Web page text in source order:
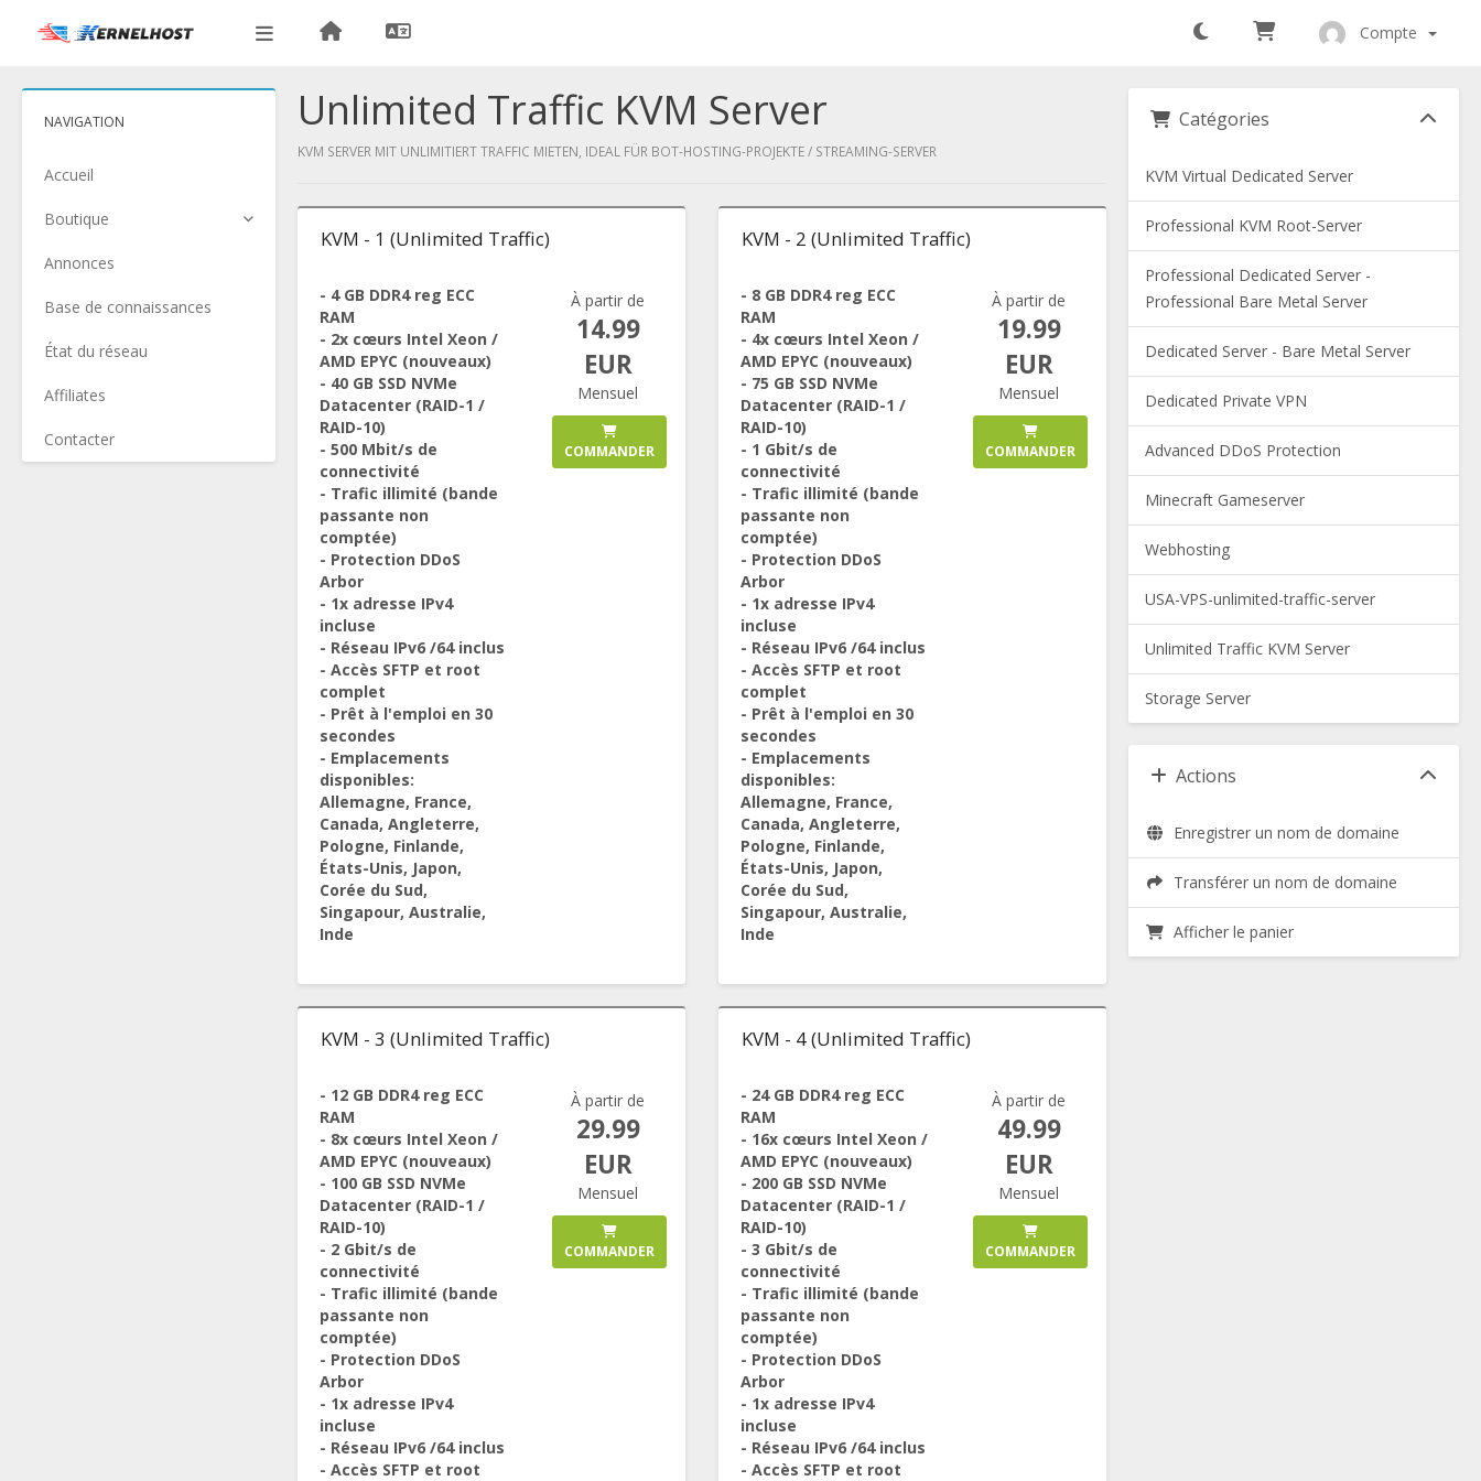
Compte
NAVIGATION
Accueil
Boutique
Annonces
Base de connaissances
État du réseau
Affiliates
Contacter
Unlimited Traffic KVM Server
KVM SERVER MIT UNLIMITIERT TRAFFIC MIETEN, IDEAL FÜR BOT-HOSTING-PROJEKTE / STREAMING-SERVER
KVM - 1 (Unlimited Traffic)
- 4 GB DDR4 reg ECC
RAM
- 2x cœurs Intel Xeon /
AMD EPYC (nouveaux)
- 40 GB SSD NVMe
Datacenter (RAID-1 /
RAID-10)
- 500 Mbit/s de
connectivité
- Trafic illimité (bande
passante non
comptée)
- Protection DDoS
Arbor
- 1x adresse IPv4
incluse
- Réseau IPv6 /64 inclus
- Accès SFTP et root
complet
- Prêt à l'emploi en 30
secondes
- Emplacements
disponibles:
Allemagne, France,
Canada, Angleterre,
Pologne, Finlande,
États-Unis, Japon,
Corée du Sud,
Singapour, Australie,
Inde
À partir de
14.99
EUR
Mensuel
COMMANDER
KVM - 2 (Unlimited Traffic)
- 8 GB DDR4 reg ECC
RAM
- 4x cœurs Intel Xeon /
AMD EPYC (nouveaux)
- 75 GB SSD NVMe
Datacenter (RAID-1 /
RAID-10)
- 1 Gbit/s de
connectivité
- Trafic illimité (bande
passante non
comptée)
- Protection DDoS
Arbor
- 1x adresse IPv4
incluse
- Réseau IPv6 /64 inclus
- Accès SFTP et root
complet
- Prêt à l'emploi en 30
secondes
- Emplacements
disponibles:
Allemagne, France,
Canada, Angleterre,
Pologne, Finlande,
États-Unis, Japon,
Corée du Sud,
Singapour, Australie,
Inde
À partir de
19.99
EUR
Mensuel
COMMANDER
KVM - 3 (Unlimited Traffic)
- 12 GB DDR4 reg ECC
RAM
- 8x cœurs Intel Xeon /
AMD EPYC (nouveaux)
- 100 GB SSD NVMe
Datacenter (RAID-1 /
RAID-10)
- 2 Gbit/s de
connectivité
- Trafic illimité (bande
passante non
comptée)
- Protection DDoS
Arbor
- 1x adresse IPv4
incluse
- Réseau IPv6 /64 inclus
- Accès SFTP et root
À partir de
29.99
EUR
Mensuel
COMMANDER
KVM - 4 (Unlimited Traffic)
- 24 GB DDR4 reg ECC
RAM
- 16x cœurs Intel Xeon /
AMD EPYC (nouveaux)
- 200 GB SSD NVMe
Datacenter (RAID-1 /
RAID-10)
- 3 Gbit/s de
connectivité
- Trafic illimité (bande
passante non
comptée)
- Protection DDoS
Arbor
- 1x adresse IPv4
incluse
- Réseau IPv6 /64 inclus
- Accès SFTP et root
À partir de
49.99
EUR
Mensuel
COMMANDER
Catégories
KVM Virtual Dedicated Server
Professional KVM Root-Server
Professional Dedicated Server -
Professional Bare Metal Server
Dedicated Server - Bare Metal Server
Dedicated Private VPN
Advanced DDoS Protection
Minecraft Gameserver
Webhosting
USA-VPS-unlimited-traffic-server
Unlimited Traffic KVM Server
Storage Server
Actions
Enregistrer un nom de domaine
Transférer un nom de domaine
Afficher le panier